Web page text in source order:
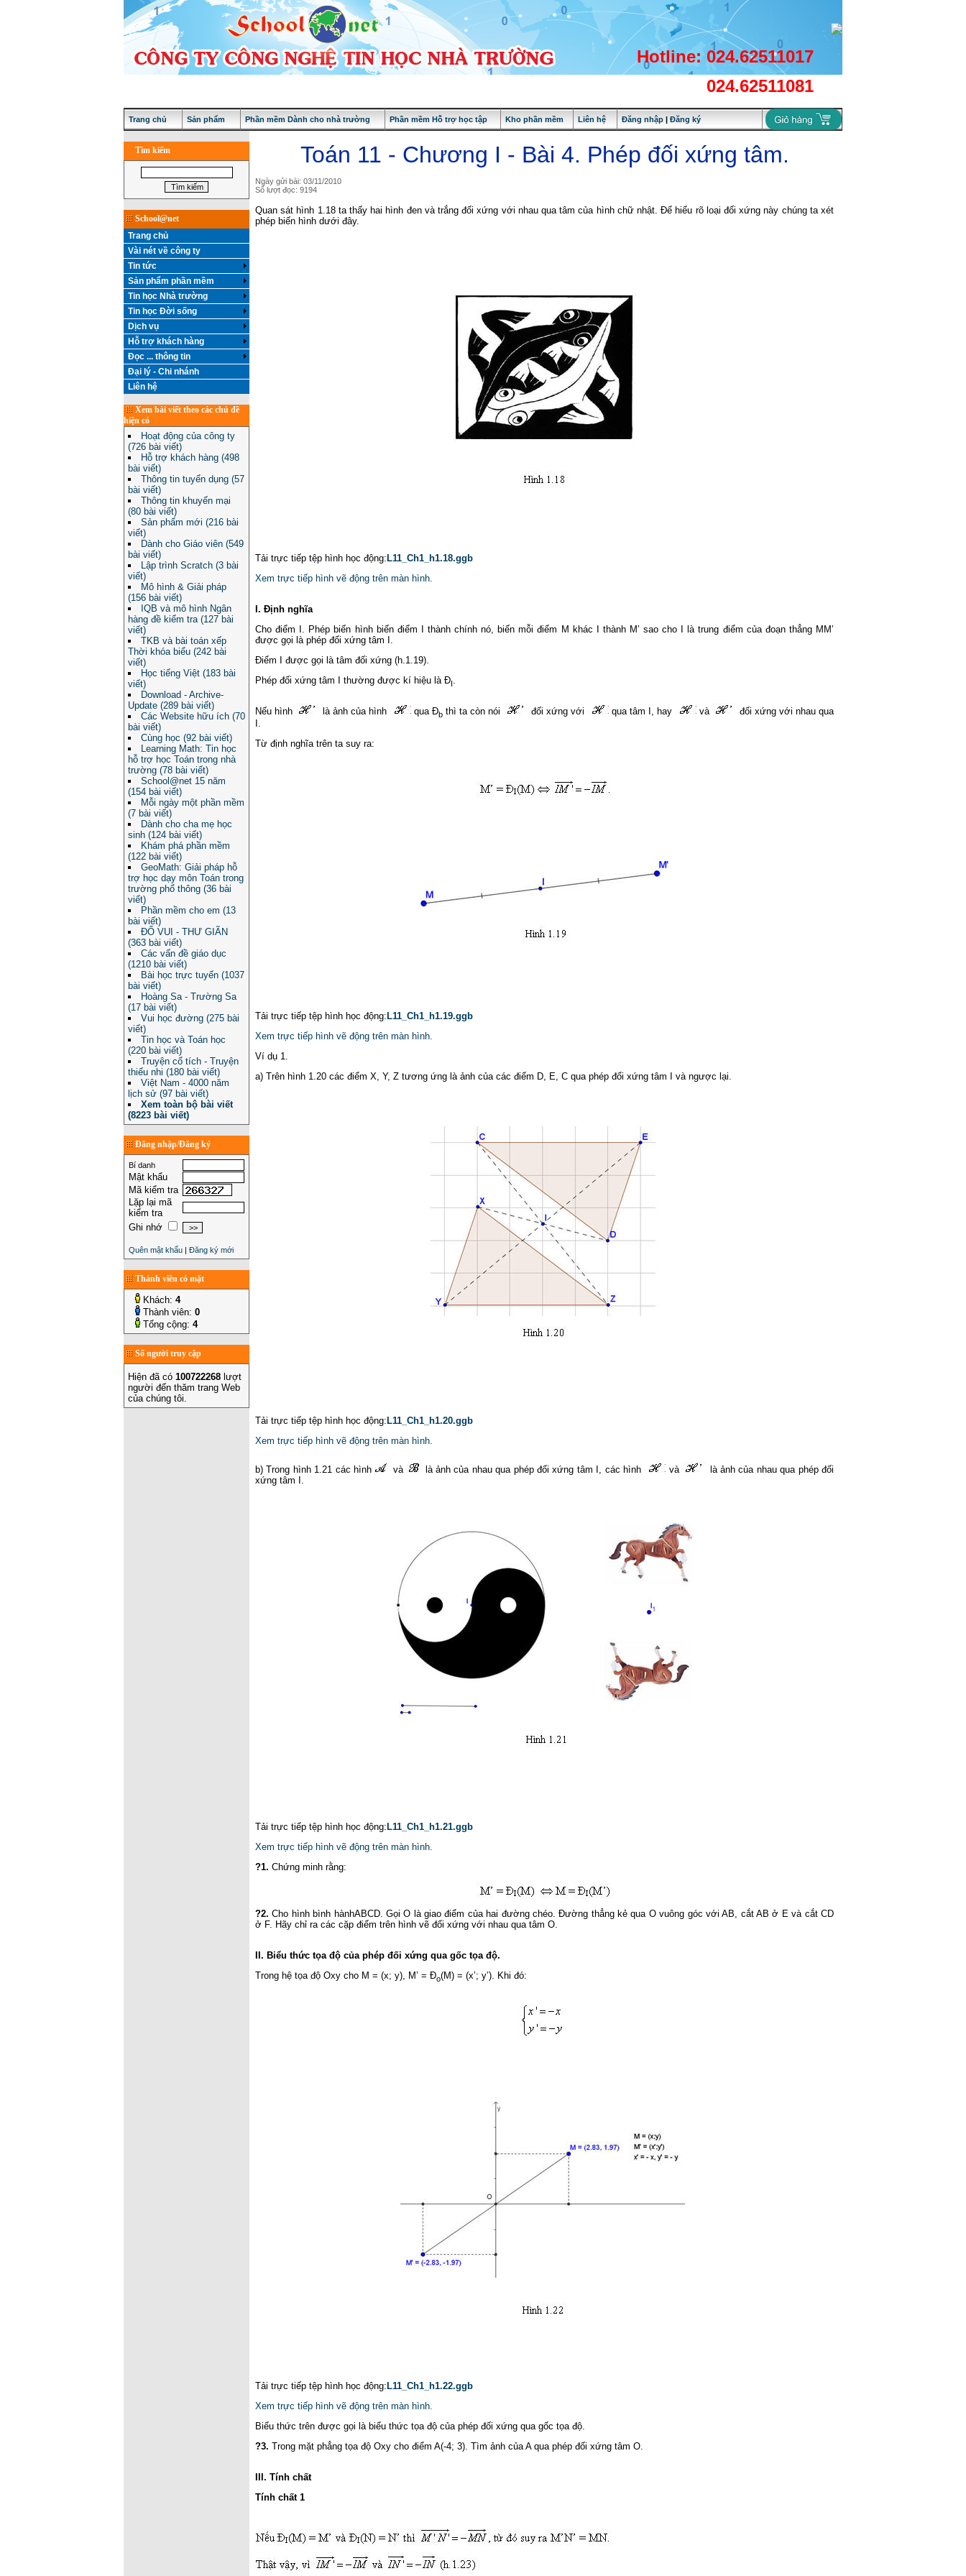
Hotline: 024.62511017
024.62511081
Trang chủ Sản phẩm Phần mềm Dành cho nhà trường Phần mềm Hỗ trợ học tập Kho phần mềm Liên hệ Đăng nhập | Đăng ký
Tìm kiếm
School@net
Trang chủ
Vài nét về công ty
Tin tức
Sản phẩm phần mềm
Tin học Nhà trường
Tin học Đời sống
Dịch vụ
Hỗ trợ khách hàng
Đọc ... thông tin
Đại lý - Chi nhánh
Liên hệ
Xem bài viết theo các chủ đề
hiện có
Hoạt động của công ty
(726 bài viết)
Hỗ trợ khách hàng (498
bài viết)
Thông tin tuyển dụng (57
bài viết)
Thông tin khuyến mại
(80 bài viết)
Sản phẩm mới (216 bài
viết)
Dành cho Giáo viên (549
bài viết)
Lập trình Scratch (3 bài
viết)
Mô hình & Giải pháp
(156 bài viết)
IQB và mô hình Ngân
hàng đề kiểm tra (127 bài
viết)
TKB và bài toán xếp
Thời khóa biểu (242 bài
viết)
Học tiếng Việt (183 bài
viết)
Download - Archive-
Update (289 bài viết)
Các Website hữu ích (70
bài viết)
Cùng học (92 bài viết)
Learning Math: Tin học
hỗ trợ học Toán trong nhà
trường (78 bài viết)
School@net 15 năm
(154 bài viết)
Mỗi ngày một phần mềm
(7 bài viết)
Dành cho cha mẹ học
sinh (124 bài viết)
Khám phá phần mềm
(122 bài viết)
GeoMath: Giải pháp hỗ
trợ học dạy môn Toán trong
trường phổ thông (36 bài
viết)
Phần mềm cho em (13
bài viết)
ĐỐ VUI - THƯ GIÃN
(363 bài viết)
Các vấn đề giáo dục
(1210 bài viết)
Bài học trực tuyến (1037
bài viết)
Hoàng Sa - Trường Sa
(17 bài viết)
Vui học đường (275 bài
viết)
Tin học và Toán học
(220 bài viết)
Truyện cổ tích - Truyện
thiếu nhi (180 bài viết)
Việt Nam - 4000 năm
lịch sử (97 bài viết)
Xem toàn bộ bài viết
(8223 bài viết)
Đăng nhập/Đăng ký
Bí danh
Mật khẩu
Mã kiểm tra
Lặp lại mã
kiểm tra
Ghi nhớ
Quên mật khẩu | Đăng ký mới
Thành viên có mặt
Khách: 4
Thành viên: 0
Tổng cộng: 4
Số người truy cập
Hiện đã có 100722268 lượt
người đến thăm trang Web
của chúng tôi.
Toán 11 - Chương I - Bài 4. Phép đối xứng tâm.
Ngày gửi bài: 03/11/2010
Số lượt đọc: 9194
Quan sát hình 1.18 ta thấy hai hình đen và trắng đối xứng với nhau qua tâm của hình chữ nhật. Để hiểu rõ loại đối xứng này chúng ta xét
phép biến hình dưới đây.
Tải trực tiếp tệp hình học động: L11_Ch1_h1.18.ggb
Xem trực tiếp hình vẽ động trên màn hình.
I. Định nghĩa
Cho điểm I. Phép biến hình biến điểm I thành chính nó, biến mỗi điểm M khác I thành M’ sao cho I là trung điểm của đoạn thẳng MM’
được gọi là phép đối xứng tâm I.
Điểm I được gọi là tâm đối xứng (h.1.19).
Phép đối xứng tâm I thường được kí hiệu là ĐI.
Nếu hình là ảnh của hình qua Đb thì ta còn nói đối xứng với qua tâm I, hay và
đối xứng với nhau qua
I.
Từ định nghĩa trên ta suy ra:
Tải trực tiếp tệp hình học động: L11_Ch1_h1.19.ggb
Xem trực tiếp hình vẽ động trên màn hình.
Ví dụ 1.
a) Trên hình 1.20 các điểm X, Y, Z tương ứng là ảnh của các điểm D, E, C qua phép đối xứng tâm I và ngược lại.
Tải trực tiếp tệp hình học động: L11_Ch1_h1.20.ggb
Xem trực tiếp hình vẽ động trên màn hình.
b) Trong hình 1.21 các hình và là ảnh của nhau qua phép đối xứng tâm I, các hình và
là ảnh của nhau qua phép đối
xứng tâm I.
Tải trực tiếp tệp hình học động: L11_Ch1_h1.21.ggb
Xem trực tiếp hình vẽ động trên màn hình.
?1. Chứng minh rằng:
?2. Cho hình bình hànhABCD. Gọi O là giao điểm của hai đường chéo. Đường thẳng kẻ qua O vuông góc với AB, cắt AB ở E và cắt CD
ở F. Hãy chỉ ra các cặp điểm trên hình vẽ đối xứng với nhau qua tâm O.
II. Biểu thức tọa độ của phép đối xứng qua gốc tọa độ.
Trong hệ tọa độ Oxy cho M = (x; y), M’ = Đo(M) = (x’; y’). Khi đó:
Tải trực tiếp tệp hình học động: L11_Ch1_h1.22.ggb
Xem trực tiếp hình vẽ động trên màn hình.
Biểu thức trên được gọi là biểu thức tọa độ của phép đối xứng qua gốc tọa độ.
?3. Trong mặt phẳng tọa độ Oxy cho điểm A(-4; 3). Tìm ảnh của A qua phép đối xứng tâm O.
III. Tính chất
Tính chất 1